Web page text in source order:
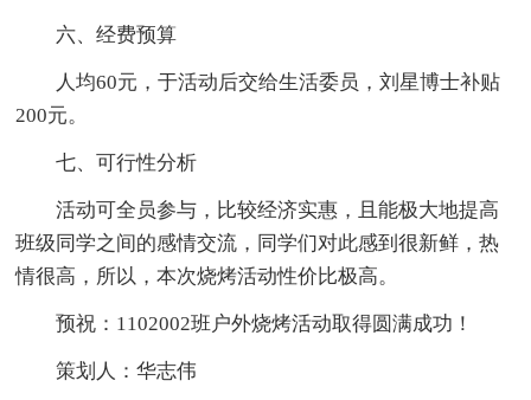
六、经费预算
人均60元，于活动后交给生活委员，刘星博士补贴
200元。
七、可行性分析
活动可全员参与，比较经济实惠，且能极大地提高
班级同学之间的感情交流，同学们对此感到很新鲜，热
情很高，所以，本次烧烤活动性价比极高。
预祝：1102002班户外烧烤活动取得圆满成功！
策划人：华志伟